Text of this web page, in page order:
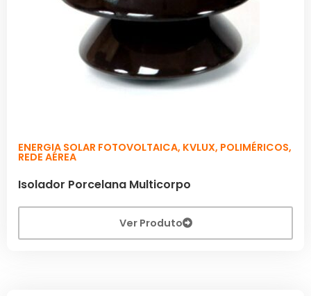
ENERGIA SOLAR FOTOVOLTAICA, KVLUX, POLIMÉRICOS,
REDE AÉREA
Isolador Porcelana Multicorpo
Ver Produto